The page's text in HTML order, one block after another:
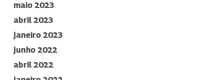
maio 2023
abril 2023
janeiro 2023
junho 2022
abril 2022